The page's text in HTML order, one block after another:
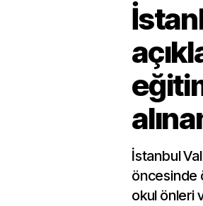
İstanbul
öncesinde
okul önleri